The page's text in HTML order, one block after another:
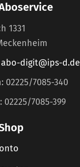
1331
abo-digit@ips-d.de
02225/7085-340
02225/7085-399